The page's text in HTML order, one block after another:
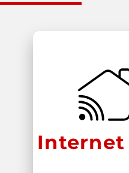
Internet